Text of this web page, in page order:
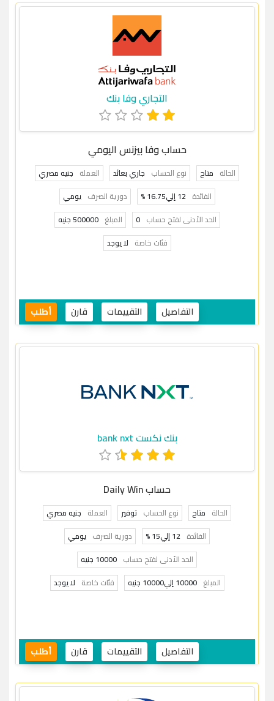
التجاري وفا بنك
حساب وفا بيزنس اليومي
الحالة متاح نوع الحساب جاري بعائد العملة جنيه مصري
الفائدة 12 إلي16.75 % دورية الصرف يومي
الحد الأدنى لفتح حساب 0 المبلغ 500000 جنيه
فئات خاصة لا يوجد
التفاصيل التقييمات قارن أطلب
بنك نكست bank nxt
حساب Daily Win
الحالة متاح نوع الحساب توفير العملة جنيه مصري
الفائدة 12 إلي15 % دورية الصرف يومي
الحد الأدنى لفتح حساب 10000 جنيه
المبلغ 10000 إلي10000 جنيه فئات خاصة لا يوجد
التفاصيل التقييمات قارن أطلب